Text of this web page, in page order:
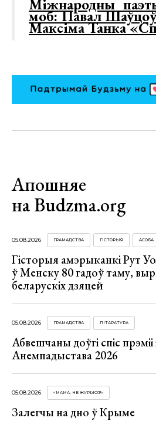
Міжнародны
моб: Павал
Максіма Танка
Апошняе
на Budzma.org
05.08.2026 ГРАМАДСТВА ГІСТОРЫЯ АСОБА
Гісторыя амэрыканкі Рут
ў Менску 80 гадоў таму,
беларускіх дзяцей
05.08.2026 ГРАМАДСТВА ЛІТАРАТУРА
Абвешчаны доўгі спіс
Анемпадыстава 2026
05.08.2026 «МАМА, НЕ ЖУРЫСЯ!»
Залегчы на дно ў Крыме